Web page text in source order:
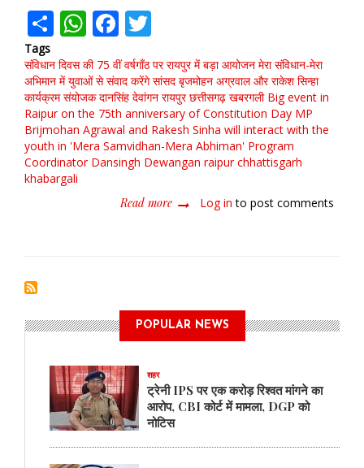
ShareWhatsApp
Facebook
Tags
संविधान दिवस की 75 वीं वर्षगाँठ पर रायपुर में बड़ा आयोजन मेरा संविधान-मेरा
अभिमान में युवाओं से संवाद करेंगे सांसद बृजमोहन अग्रवाल और राकेश सिन्हा
कार्यक्रम संयोजक दानसिंह देवांगन रायपुर छत्तीसगढ़ खबरगली Big event in
Raipur on the 75th anniversary of Constitution Day MP
Brijmohan Agrawal and Rakesh Sinha will interact with the
youth in 'Mera Samvidhan-Mera Abhiman' Program
Coordinator Dansingh Dewangan raipur chhattisgarh
khabargali
Read more about
पर
रायपुर
Log in to post comments
POPULAR NEWS
शहर
ट्रेनी IPS पर एक करोड़ रिश्वत मांगने का
आरोप, CBI कोर्ट में मामला, DGP को
नोटिस